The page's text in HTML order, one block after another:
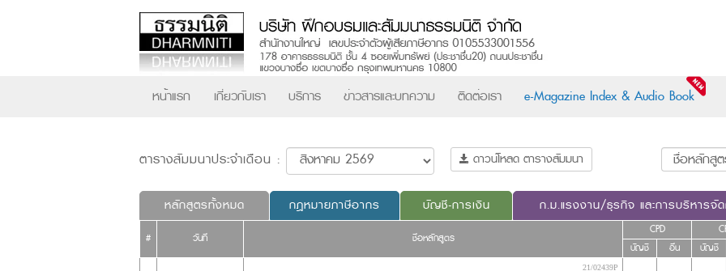
หน้าแรก เกี่ยวกับเรา บริการ ข่าวสารและบทความ ติดต่อเรา e-Magazine Index & Audio Book
ตารางสัมมนาประจำเดือน : ดาวน์โหลด ตารางสัมมนา
หลักสูตรทั้งหมด กฎหมายภาษีอากร บัญชี-การเงิน ก.ม.แรงงาน/ธุรกิจ และการบริหารจั
# วันที่ ชื่อหลักสูตร
CPD
บัญชี อื่น บัญชี
21/02439P